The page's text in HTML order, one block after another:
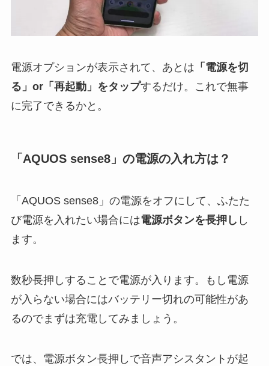
電源オプションが表示されて、あとは 「電源を切
る」or「再起動」をタップするだけ。これで無事
に完了できるかと。
「AQUOS sense8」の電源の入れ方は？
「AQUOS sense8」の電源をオフにして、ふたた
び電源を入れたい場合には電源ボタンを長押し し
ます。
数秒長押しすることで電源が入ります。もし電源
が入らない場合にはバッテリー切れの可能性があ
るのでまずは充電してみましょう。
では、電源ボタン長押しで音声アシスタントが起